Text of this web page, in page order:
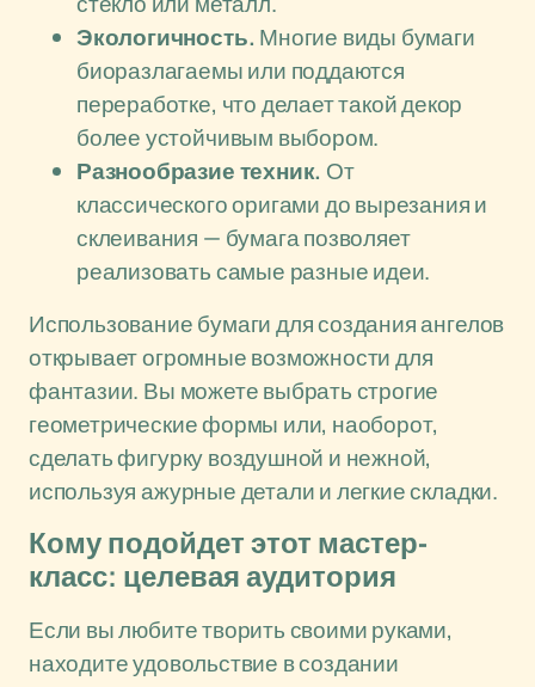
Экологичность. Многие виды бумаги
биоразлагаемы или поддаются
переработке, что делает такой декор
более устойчивым выбором.
Разнообразие техник. От
классического оригами до вырезания и
склеивания — бумага позволяет
реализовать самые разные идеи.
Использование бумаги для создания ангелов
открывает огромные возможности для
фантазии. Вы можете выбрать строгие
геометрические формы или, наоборот,
сделать фигурку воздушной и нежной,
используя ажурные детали и легкие складки.
Кому подойдет этот мастер-
класс: целевая аудитория
Если вы любите творить своими руками,
находите удовольствие в создании